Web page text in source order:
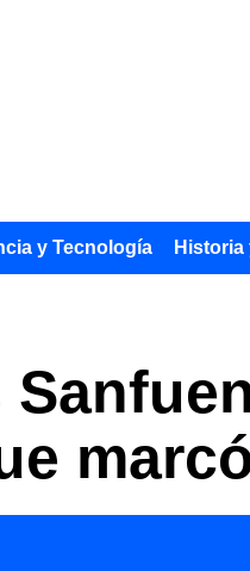
y Tecnología Historia